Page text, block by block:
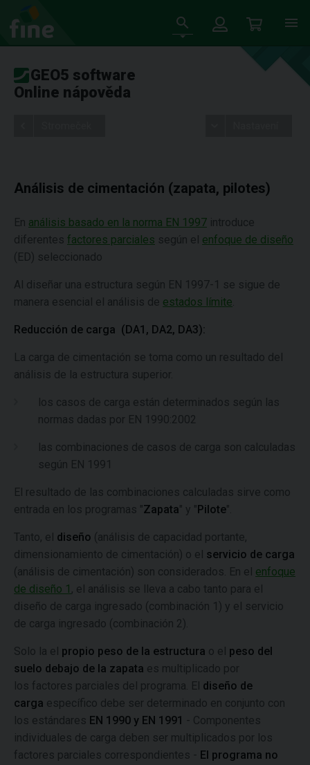
GEO5 software
Online nápověda
Análisis de cimentación (zapata, pilotes)
En análisis basado en la norma EN 1997 introduce
diferentes factores parciales según el enfoque de diseño
(ED) seleccionado
Al diseñar una estructura según EN 1997-1 se sigue de
manera esencial el análisis de estados límite
Reducción de carga (DA1, DA2, DA3):
La carga de cimentación se toma como un resultado del
análisis de la estructura superior.
los casos de carga están determinados según las
normas dadas por EN 1990:2002
las combinaciones de casos de carga son calculadas
según EN 1991
El resultado de las combinaciones calculadas sirve como
entrada en los programas "Zapata" y "Pilote".
Tanto, el diseño (análisis de capacidad portante,
dimensionamiento de cimentación) o el servicio de carga
(análisis de cimentación) son considerados. En el enfoque
de diseño 1 , el análisis se lleva a cabo tanto para el
diseño de carga ingresado (combinación 1) y el servicio
de carga ingresado (combinación 2).
Solo la el propio peso de la estructura o el peso del
suelo debajo de la zapata es multiplicado por
los factores parciales del programa. El diseño de
carga específico debe ser determinado en conjunto con
los estándares EN 1990 y EN 1991 - Componentes
individuales de carga deben ser multiplicados por los
factores parciales correspondientes - El programa no